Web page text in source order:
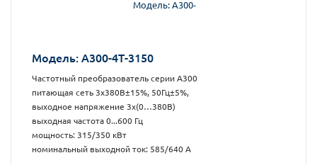
Модель: А300-4Т-3150
Частотный преобразователь серии А300
питающая сеть 3х380В±15%, 50Гц±5%,
выходное напряжение 3х(0…380В)
выходная частота 0...600 Гц
мощность: 315/350 кВт
номинальный выходной ток: 585/640 А